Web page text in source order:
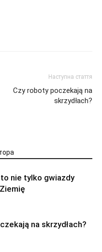
Наступна стаття
Czy roboty poczekają na
skrzydłach?
nie tylko gwiazdy
na skrzydłach?